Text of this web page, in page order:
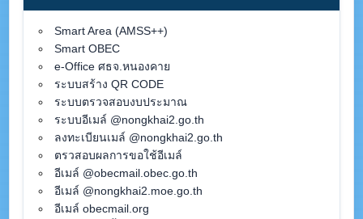
Smart Area (AMSS++)
Smart OBEC
e-Office ศธจ.หนองคาย
ระบบสร้าง QR CODE
ระบบตรวจสอบงบประมาณ
ระบบอีเมล์ @nongkhai2.go.th
ลงทะเบียนเมล์ @nongkhai2.go.th
ตรวสอบผลการขอใช้อีเมล์
อีเมล์ @obecmail.obec.go.th
อีเมล์ @nongkhai2.moe.go.th
อีเมล์ obecmail.org